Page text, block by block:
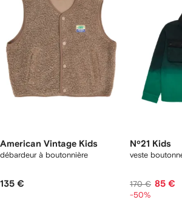
American Vintage Kids
débardeur à boutonnière
135 €
Nº21 Kids
veste
170 € 85 €
-50%